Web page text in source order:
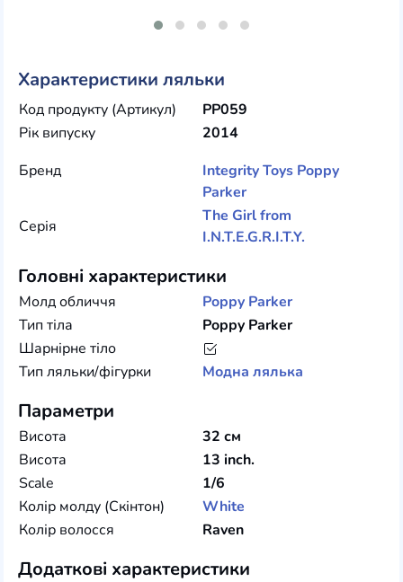
Характеристики ляльки
Код продукту (Артикул)
PP059
Рік випуску
2014
Бренд
Integrity Toys Poppy
Parker
Серія
The Girl from
I.N.T.E.G.R.I.T.Y.
Головні характеристики
Молд обличчя
Poppy Parker
Тип тіла
Poppy Parker
Шарнірне тіло
Тип ляльки/фігурки
Модна лялька
Параметри
Висота
32 см
Висота
13 inch.
Scale
1/6
Колір молду (Скінтон)
White
Колір волосся
Raven
Додаткові характеристики